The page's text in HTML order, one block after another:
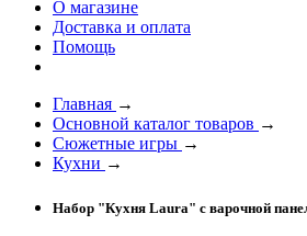
О магазине
Доставка и оплата
Помощь
Главная →
Основной каталог товаров →
Сюжетные игры →
Кухни →
Набор "Кухня Laura" с варочной